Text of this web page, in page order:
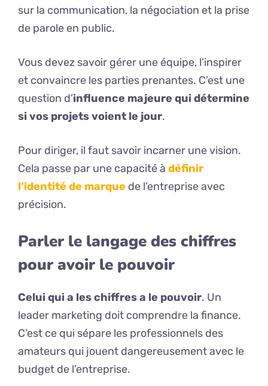
sur la communication, la négociation et la prise
de parole en public.
Vous devez savoir gérer une équipe, l’inspirer
et convaincre les parties prenantes. C’est une
question d’influence majeure qui détermine
si vos projets voient le jour.
Pour diriger, il faut savoir incarner une vision.
Cela passe par une capacité à définir
l’identité de marque de l’entreprise avec
précision.
Parler le langage des chiffres
pour avoir le pouvoir
Celui qui a les chiffres a le pouvoir. Un
leader marketing doit comprendre la finance.
C’est ce qui sépare les professionnels des
amateurs qui jouent dangereusement avec le
budget de l’entreprise.